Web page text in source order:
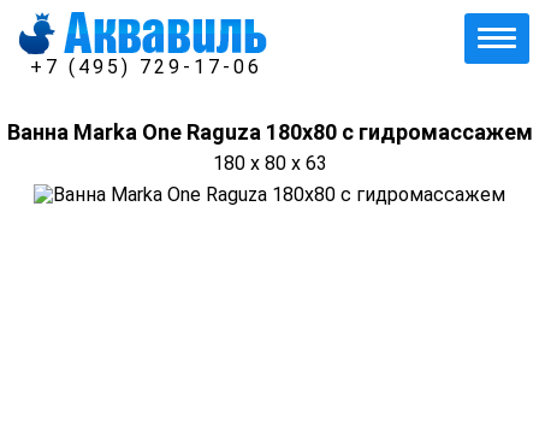
+7 (495) 729-17-06
Ванна Marka One Raguza 180x80 с гидромассажем
180 x 80 x 63